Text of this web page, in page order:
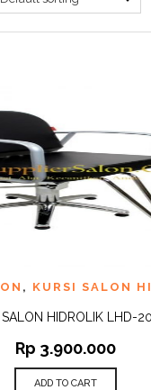
, KURSI SALON
SALON HIDROLIK LHD-
Rp 3.900.000
ADD TO CART